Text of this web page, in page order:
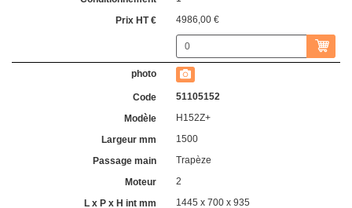
4986,00 €
51105152
H152Z+
1500
Trapèze
2
1445 x 700 x 935